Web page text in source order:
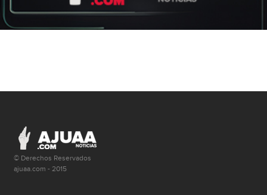
© Derechos Reservados
ajuaa.com - 2015